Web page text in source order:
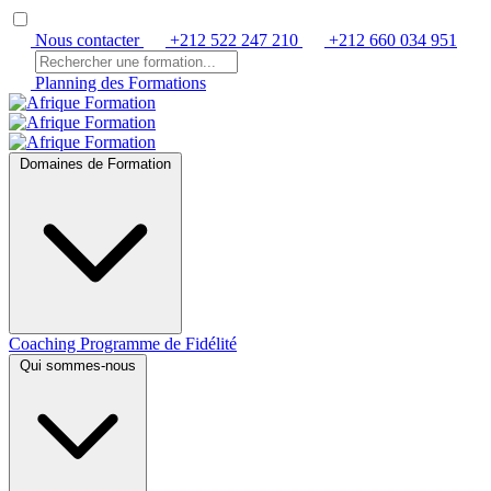
Nous contacter +212 522 247 210 +212 660 034 951
Planning des Formations
Domaines de Formation
Coaching Programme de Fidélité
Qui sommes-nous